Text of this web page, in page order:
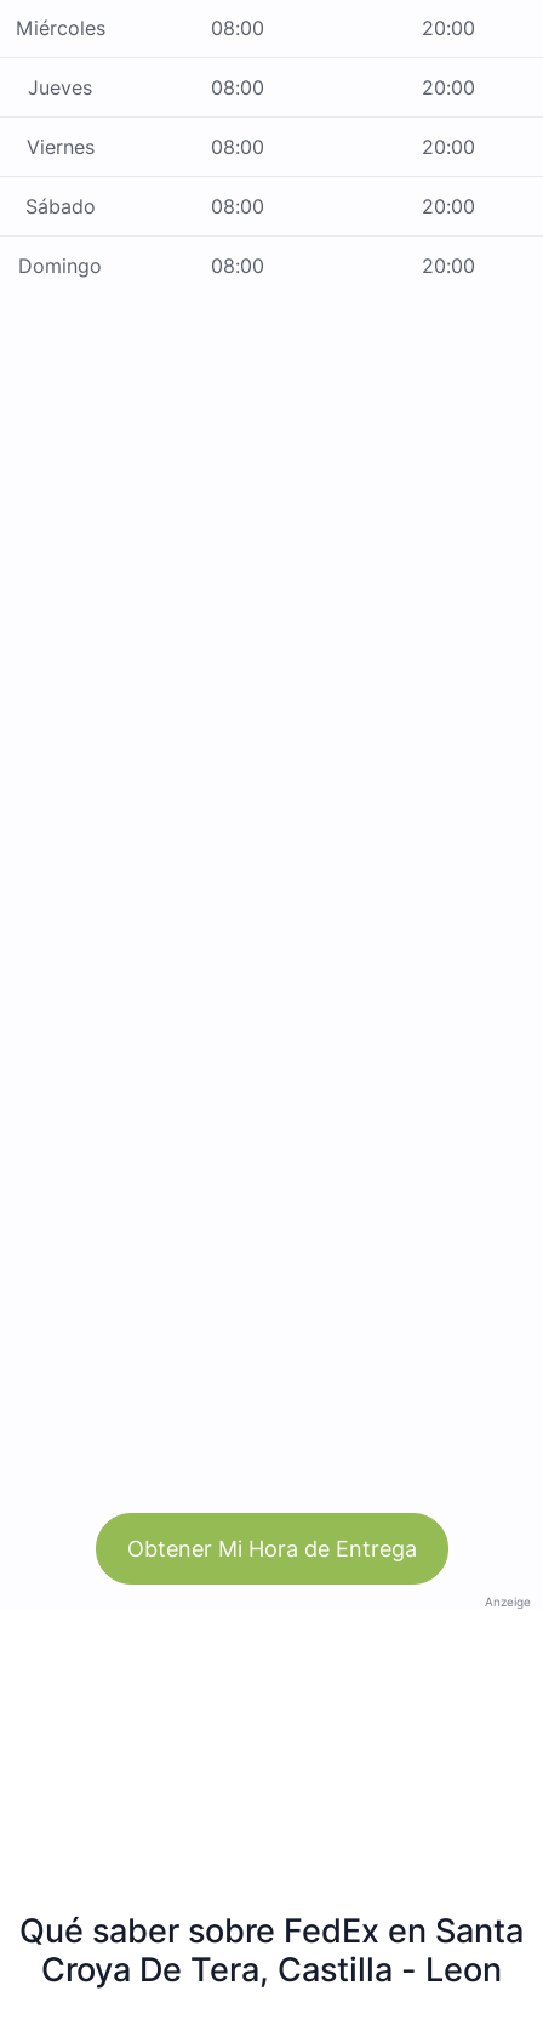
Miércoles 08:00 20:00
Jueves 08:00 20:00
Viernes 08:00 20:00
Sábado 08:00 20:00
Domingo 08:00 20:00
Obtener Mi Hora de Entrega
Anzeige
Qué saber sobre FedEx en Santa
Croya De Tera, Castilla - Leon